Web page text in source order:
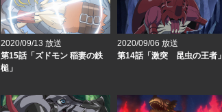
2020/09/13 放送
第15話「ズドモン 稲妻の鉄
槌」
2020/09/06 放送
第14話「激突 昆虫の王者」